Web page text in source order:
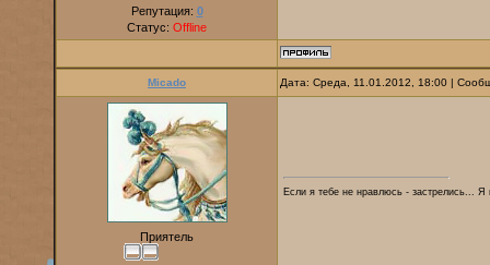
Репутация: 0
Статус: Offline
Micado Дата: Среда, 11.01.2012, 18:00 |
Приятель
Если я тебе не нравлюсь - застрелись... Я